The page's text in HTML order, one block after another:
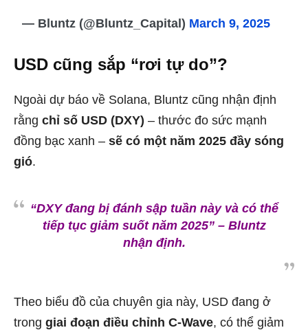
— Bluntz (@Bluntz_Capital) March 9, 2025
USD cũng sắp “rơi tự do”?
Ngoài dự báo về Solana, Bluntz cũng nhận định
rằng chỉ số USD (DXY) – thước đo sức mạnh
đồng bạc xanh – sẽ có một năm 2025 đầy sóng
gió.
“DXY đang bị đánh sập tuần này và có thể
tiếp tục giảm suốt năm 2025” – Bluntz
nhận định.
Theo biểu đồ của chuyên gia này, USD đang ở
trong giai đoạn điều chỉnh C-Wave, có thể giảm